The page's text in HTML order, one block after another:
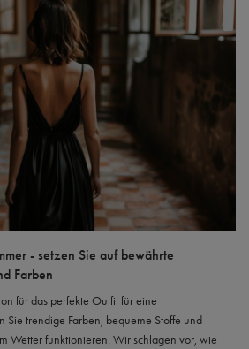
- setzen Sie auf bewährte
Farben
für das perfekte Outfit für eine
Sie trendige Farben, bequeme Stoffe und
Wetter funktionieren. Wir schlagen vor, wie